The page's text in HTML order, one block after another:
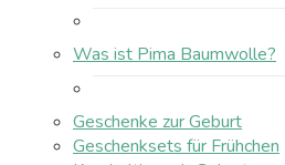
Was ist Pima Baumwolle?
Geschenke zur Geburt
Geschenksets für Frühchen